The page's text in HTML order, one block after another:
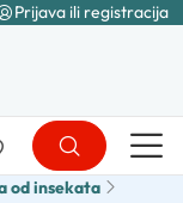
Prijava ili registracija
od insekata